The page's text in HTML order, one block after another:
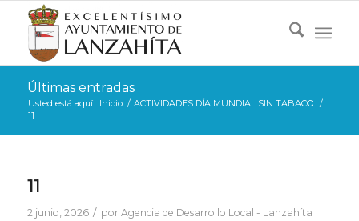
Últimas entradas
Usted está aquí: Inicio / ACTIVIDADES DÍA MUNDIAL SIN TABACO. /
11
11
2 junio, 2026 / por Agencia de Desarrollo Local - Lanzahíta